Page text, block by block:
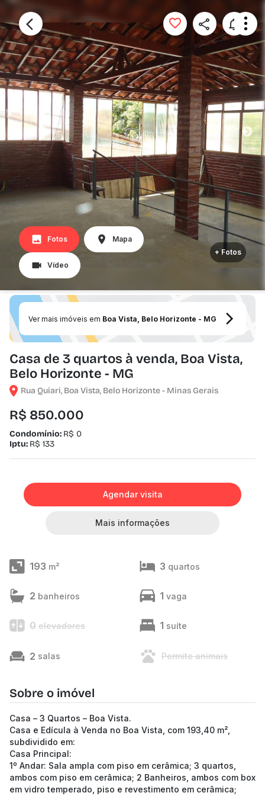
Fotos Mapa
Vídeo
+ Fotos
Ver mais imóveis em Boa Vista, Belo Horizonte - MG
Casa de 3 quartos à venda, Boa Vista,
Belo Horizonte - MG
Rua Quiari, Boa Vista, Belo Horizonte - Minas Gerais
R$ 850.000
Condomínio: R$ 0
Iptu: R$ 133
Agendar visita
Mais informações
193 m² 3 quartos
2 banheiros 1 vaga
0 elevadores 1 suíte
2 salas Permite animais
Sobre o imóvel
Casa – 3 Quartos – Boa Vista.
Casa e Edícula à Venda no Boa Vista, com 193,40 m²,
subdividido em:
Casa Principal:
1º Andar: Sala ampla com piso em cerâmica; 3 quartos,
ambos com piso em cerâmica; 2 Banheiros, ambos com box
em vidro temperado, piso e revestimento em cerâmica;